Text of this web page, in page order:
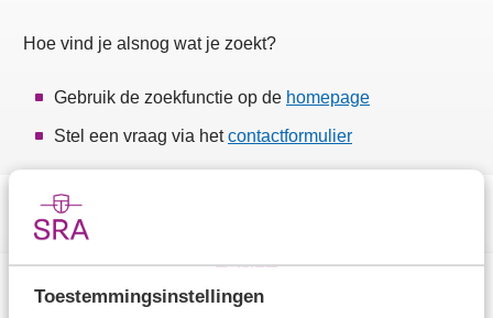
Toestemmingsinstellingen
Hoe vind je alsnog wat je zoekt?
Gebruik de zoekfunctie op de homepage
Stel een vraag via hetcontactformulier